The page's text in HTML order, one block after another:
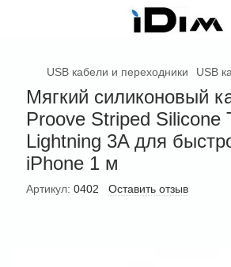
USB кабели и переходники USB
Мягкий силиконовый
Proove Striped Silicone
Lightning 3A для
iPhone 1 м
Артикул: 0402 Оставить отзыв